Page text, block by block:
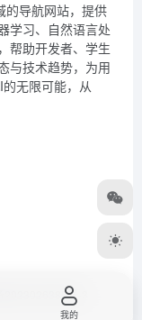
的导航网站，提供
学习、自然语言处
帮助开发者、学生
与技术趋势，为用
无限可能，从
2023026385号-3
我的